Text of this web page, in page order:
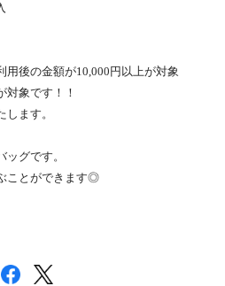
後の金額が10,000円以上が対象
象です！！
ます。
グです。
ことができます◎